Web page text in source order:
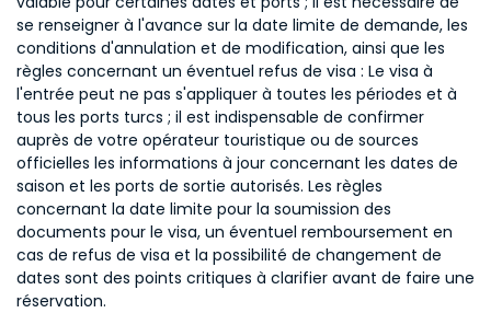
se renseigner à l'avance sur la date limite de demande, les
conditions d'annulation et de modification, ainsi que les
règles concernant un éventuel refus de visa : Le visa à
l'entrée peut ne pas s'appliquer à toutes les périodes et à
tous les ports turcs ; il est indispensable de confirmer
auprès de votre opérateur touristique ou de sources
officielles les informations à jour concernant les dates de
saison et les ports de sortie autorisés. Les règles
concernant la date limite pour la soumission des
documents pour le visa, un éventuel remboursement en
cas de refus de visa et la possibilité de changement de
dates sont des points critiques à clarifier avant de faire une
réservation.